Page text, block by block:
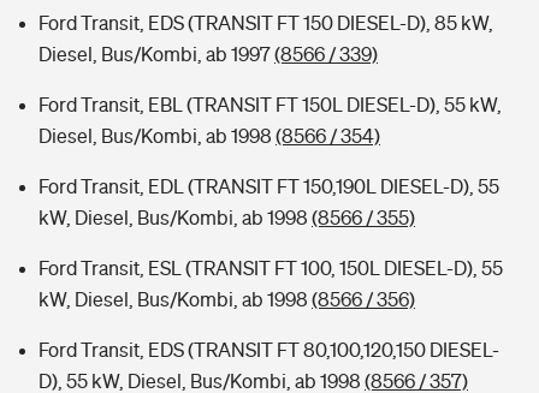
Ford Transit, EDS (TRANSIT FT 150 DIESEL-D), 85 kW,
Diesel, Bus/Kombi, ab 1997(8566 / 339)
Ford Transit, EBL (TRANSIT FT 150L DIESEL-D), 55 kW,
Diesel, Bus/Kombi, ab 1998 (8566 / 354)
Ford Transit, EDL (TRANSIT FT 150,190L DIESEL-D), 55
kW, Diesel, Bus/Kombi, ab 1998 (8566 / 355)
Ford Transit, ESL (TRANSIT FT 100, 150L DIESEL-D), 55
kW, Diesel, Bus/Kombi, ab 1998 (8566 / 356)
Ford Transit, EDS (TRANSIT FT 80,100,120,150 DIESEL-
D), 55 kW, Diesel, Bus/Kombi, ab 1998 (8566 / 357)